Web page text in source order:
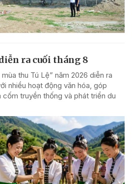
ra cuối tháng 8
thu Tú Lệ” năm 2026 diễn ra
nhiều hoạt động văn hóa, góp
cốm truyền thống và phát triển du